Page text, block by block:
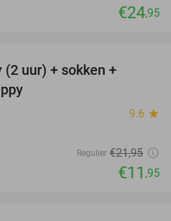
€24,95
(2 uur) + sokken +
9.6 star
Regulier €21,95
€11 ,95